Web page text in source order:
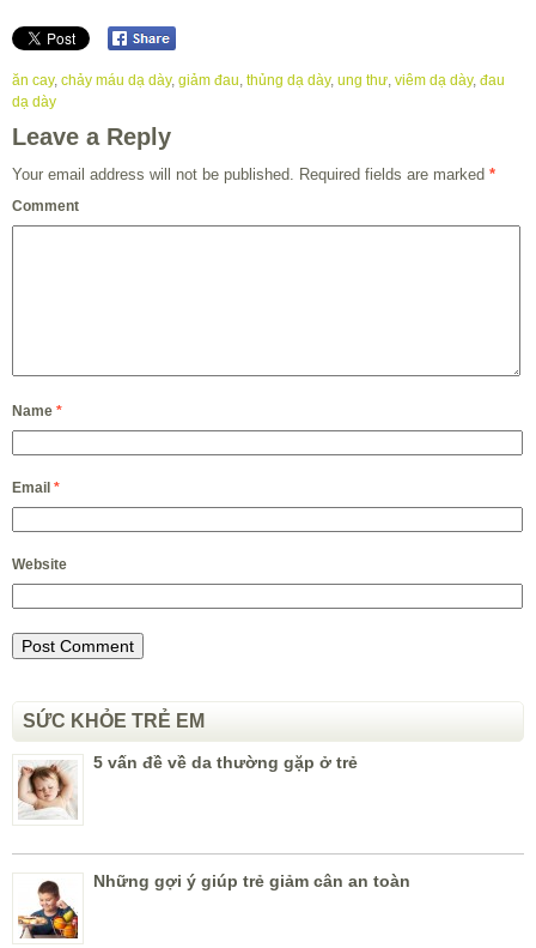
ăn cay, chảy máu dạ dày, giảm đau thủng dạ dày, ung thư viêm dạ dày, đau
dạ dày
Leave a Reply
Your email address will not be published. Required fields are marked *
Comment
Name *
Email *
Website
SỨC KHỎE TRẺ EM
5 vấn đề về da thường gặp ở trẻ
Những gợi ý giúp trẻ giảm cân an toàn